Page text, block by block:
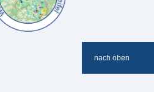
nach oben